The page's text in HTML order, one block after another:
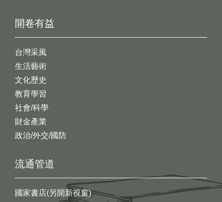
開卷有益
台灣采風
生活藝術
文化歷史
教育學習
社會/科學
財金產業
政治/外交/國防
流通管道
國家書店(另開新視窗)